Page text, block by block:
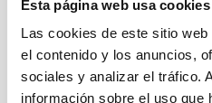
Esta página web usa cookies
Las cookies de este sitio
el contenido y los anuncios,
sociales y analizar el tráfico.
información sobre el uso que